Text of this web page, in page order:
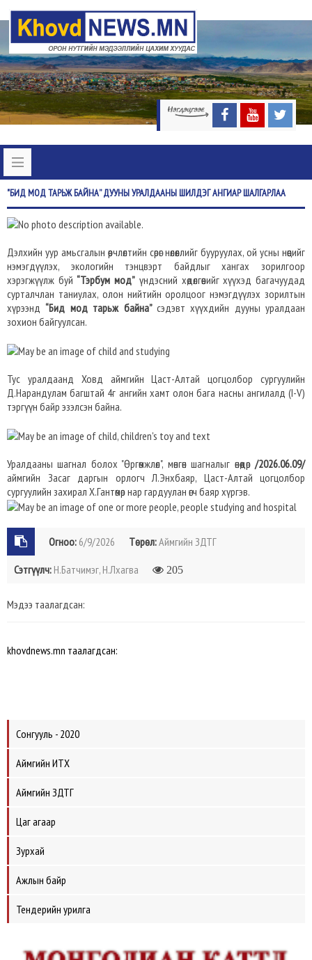
"БИДМОД ТАРЬЖ БАЙНА” ДУУНЫ УРАЛДААНЫ ШИЛДЭГ АНГИАР ШАЛГАРЛАА
Дэлхийн уур амьсгалын өөрчлөлтийн сөрөг нөлөөллийг бууруулах, ой усны нөөцийг
нэмэгдүүлэх, экологийн тэнцвэрт байдлыг хангах зорилгоор
хэрэгжүүлж буй“Тэрбум мод” үндэсний хөдөлгөөнийг хүүхэд багачуудад
сурталчлан таниулах, олон нийтийн оролцоог нэмэгдүүлэх зорилтын
хүрээнд“Бид мод тарьж байна” сэдэвт хүүхдийн дууны уралдаан
зохион байгуулсан.
Тус уралдаанд Ховд аймгийн Цаст-Алтай цогцолбор сургуулийн
Д.Нарандулам багштай 4г ангийн хамт олон бага насны ангилалд (I-V)
тэргүүн байр эзэлсэн байна.
Уралдааны шагнал болох "Өргөмжлөл", мөнгөн шагналыг өнөөдөр /2026.06.09/
аймгийн Засаг даргын орлогч Л.Энхбаяр, Цаст-Алтай цогцолбор
сургуулийн захирал Х.Гантөмөр нар гардуулан өгч баяр хүргэв.
Огноо: 6/9/2026 Төрөл:Аймгийн ЗДТГ
Сэтгүүлч: Н.Батчимэг, Н.Лхагва 205
Мэдээ таалагдсан:
khovdnews.mn таалагдсан:
Сонгууль - 2020
Аймгийн ИТХ
Аймгийн ЗДТГ
Цаг агаар
Зурхай
Ажлын байр
Тендерийн урилга